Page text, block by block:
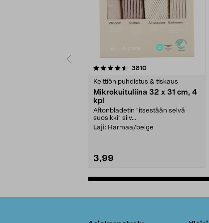
3810arvostelut
Keittiön puhdistus & tiskaus
Mikrokuituliina 32 x 31 cm, 4
kpl
Aftonbladetin "itsestään selvä
suosikki" siiv...
Laji: Harmaa/beige
3,99
4.5viidestä